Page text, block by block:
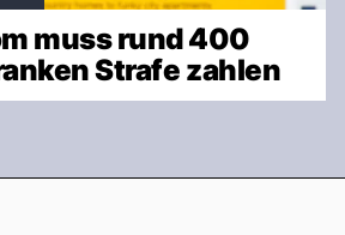
muss rund 400
Strafe zahlen